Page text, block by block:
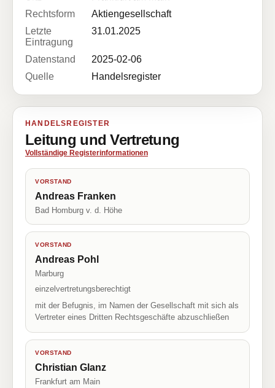
Rechtsform
Aktiengesellschaft
Letzte
Eintragung
31.01.2025
Datenstand
2025-02-06
Quelle
Handelsregister
HANDELSREGISTER
Leitung und Vertretung
Vollständige Registerinformationen
VORSTAND
Andreas Franken
Bad Homburg v. d. Höhe
VORSTAND
Andreas Pohl
Marburg
einzelvertretungsberechtigt
mit der Befugnis, im Namen der Gesellschaft mit sich als
Vertreter eines Dritten Rechtsgeschäfte abzuschließen
VORSTAND
Christian Glanz
Frankfurt am Main